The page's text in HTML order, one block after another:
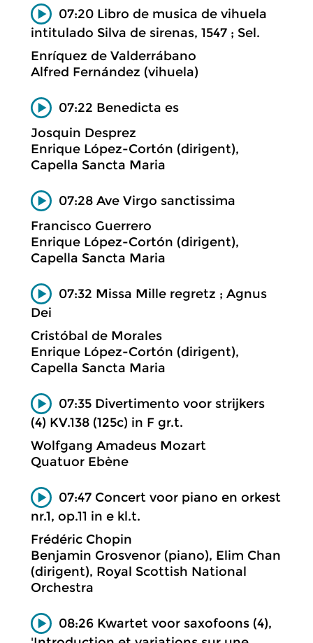
07:20 Libro de musica de vihuela
intitulado Silva de sirenas, 1547 ; Sel.
Enríquez de Valderrábano
Alfred Fernández (vihuela)
07:22 Benedicta es
Josquin Desprez
Enrique López-Cortón (dirigent),
Capella Sancta Maria
07:28 Ave Virgo sanctissima
Francisco Guerrero
Enrique López-Cortón (dirigent),
Capella Sancta Maria
07:32 Missa Mille regretz ; Agnus
Dei
Cristóbal de Morales
Enrique López-Cortón (dirigent),
Capella Sancta Maria
07:35 Divertimento voor strijkers
(4) KV.138 (125c) in F gr.t.
Wolfgang Amadeus Mozart
Quatuor Ebène
07:47 Concert voor piano en orkest
nr.1, op.11 in e kl.t.
Frédéric Chopin
Benjamin Grosvenor (piano), Elim Chan
(dirigent), Royal Scottish National
Orchestra
08:26 Kwartet voor saxofoons (4),